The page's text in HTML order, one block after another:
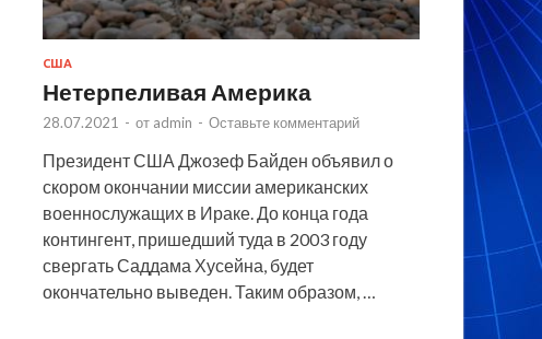
США
Нетерпеливая Америка
28.07.2021 - от admin - Оставьте комментарий
Президент США Джозеф Байден объявил о
скором окончании миссии американских
военнослужащих в Ираке. До конца года
контингент, пришедший туда в 2003 году
свергать Саддама Хусейна, будет
окончательно выведен. Таким образом, …